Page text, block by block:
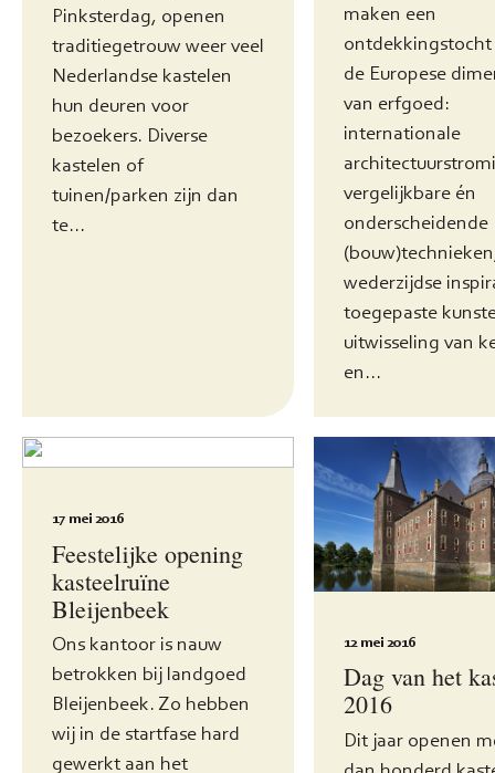
Pinksterdag, openen
traditiegetrouw weer veel
Nederlandse kastelen
hun deuren voor
bezoekers. Diverse
kastelen of
tuinen/parken zijn dan
te...
maken een
ontdekkingstocht
de Europese
van erfgoed:
internationale
vergelijkbare én
onderscheidende
wederzijdse
toegepaste
uitwisseling van
en...
17 mei 2016
Feestelijke opening
kasteelruïne
Bleijenbeek
Ons kantoor is nauw
betrokken bij landgoed
Bleijenbeek. Zo hebben
wij in de startfase hard
gewerkt aan het
12 mei 2016
Dag van het
2016
Dit jaar openen